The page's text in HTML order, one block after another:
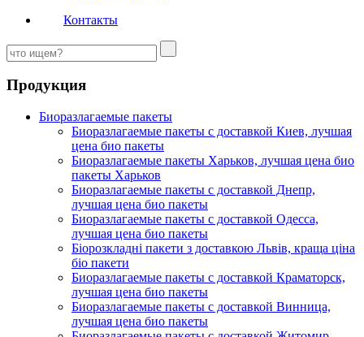
Контакты
Продукция
Биоразлагаемые пакеты
Биоразлагаемые пакеты с доставкой Киев, лучшая
цена био пакеты
Биоразлагаемые пакеты Харьков, лучшая цена био
пакеты Харьков
Биоразлагаемые пакеты с доставкой Днепр,
лучшая цена био пакеты
Биоразлагаемые пакеты с доставкой Одесса,
лучшая цена био пакеты
Біорозкладні пакети з доставкою Львів, краща ціна
біо пакети
Биоразлагаемые пакеты с доставкой Краматорск,
лучшая цена био пакеты
Биоразлагаемые пакеты с доставкой Винница,
лучшая цена био пакеты